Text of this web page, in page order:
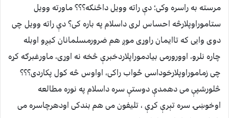
مرسته به راسره وکی؛ دې راته وویل داڅنګه؟؟؟ ماورته وویل
ستاموراوپلارڅه احساس لری داسلام په باره کی؟ دې راته وویل چی
دوی وایی که تاایمان راوړی موږ هم ضرورمسلمانان کیږو اوبله
چاره نلرو، اوورورمی بیادموراپلاردخبرې څخه نه اوړی، ماورغبرګه کړه
چی زماموراوپلارخوداسی ځواب راکی، اواوس څه کول پکاردی؟؟؟
څلورشپې می دهمدې دوستې سره داسلام په نوره مطالعه
اوخوښۍ سره تېرې کړې ، تلیفون می هم بندکی اودهرچاسره می